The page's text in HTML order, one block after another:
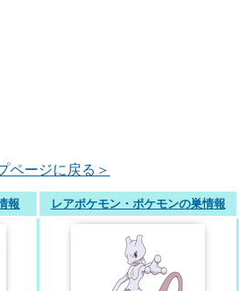
ページに戻る＞
報 レアポケモン・ポケモンの巣情報